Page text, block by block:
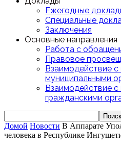
Ежегодные
Специальные
Заключения
Основные направления
Работа с
Правовое
Взаимодействие
муниципальными
Взаимодействие
гражданскими
Домой Новости В Аппарате
человека в Республике